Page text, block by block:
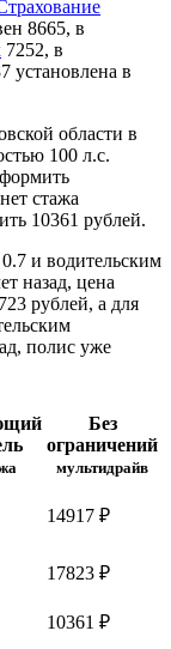
8665, в
7252, в
установлена в
области в
100 л.с.
стажа
10361 рублей.
и водительским
назад, цена
рублей, а для
полис уже
Без
ограничений
мультидрайв
14917 ₽
17823 ₽
10361 ₽